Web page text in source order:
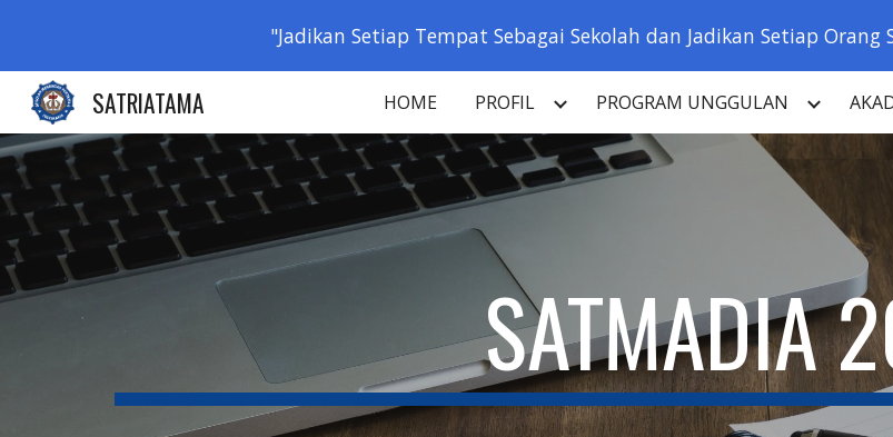
Skip to main content
"Jadikan Setiap Tempat Sebagai Sekolah dan Jadikan Setiap
SATRIATAMA HOME PROFIL PROGRAM UNGGULAN
SATMADIA